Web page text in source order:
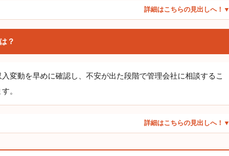
詳細はこちらの見出しへ！▼
？
変動を早めに確認し、不安が出た段階で管理会社に相談するこ
。
詳細はこちらの見出しへ！▼